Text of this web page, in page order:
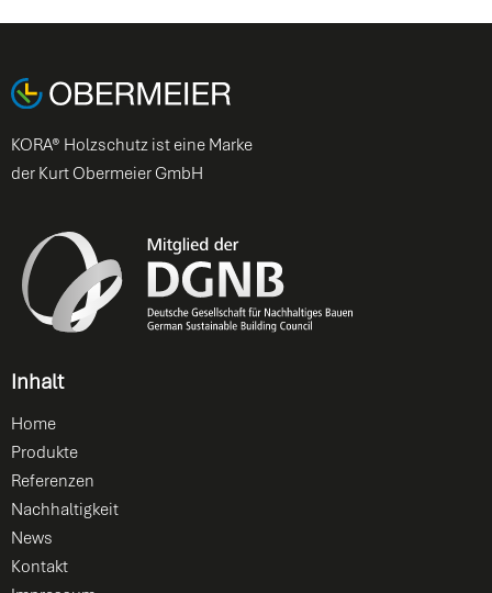
KORA® Holzschutz ist eine Marke
der Kurt Obermeier GmbH
Inhalt
Home
Produkte
Referenzen
Nachhaltigkeit
News
Kontakt